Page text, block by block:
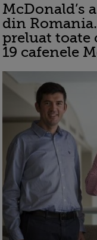
McDonald’s
din
preluat toate
19 cafenele